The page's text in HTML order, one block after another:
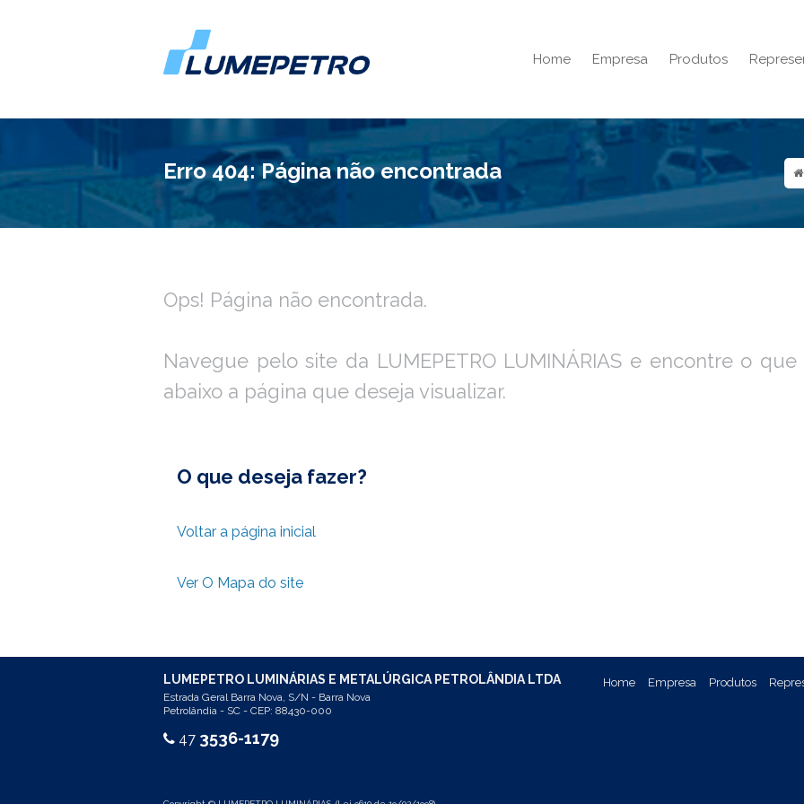
Home Empresa Produtos
Erro 404: Página não encontrada
Ops! Página não encontrada.
Navegue pelo site da LUMEPETRO LUMINÁRIAS e encontre o
abaixo a página que deseja visualizar.
O que deseja fazer?
Voltar a página inicial
Ver O Mapa do site
LUMEPETRO LUMINÁRIAS E METALÚRGICA PETROLÂNDIA LTDA
Estrada Geral Barra Nova, S/N - Barra Nova
Petrolândia - SC - CEP: 88430-000
47 3536-1179
Home Empresa Produtos